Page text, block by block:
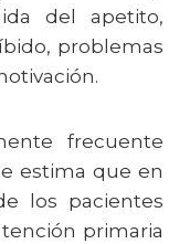
del apetito,
problemas
frecuente
estima que en
los pacientes
primaria